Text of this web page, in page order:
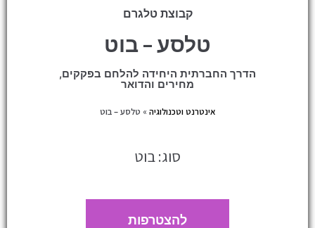
קבוצת טלגרם
טלסע – בוט
הדרך החברתית היחידה להלחם בפקקים,
מחירים והדואר
אינטרנט וטכנולוגיה » טלסע – בוט
סוג: בוט
להצטרפות